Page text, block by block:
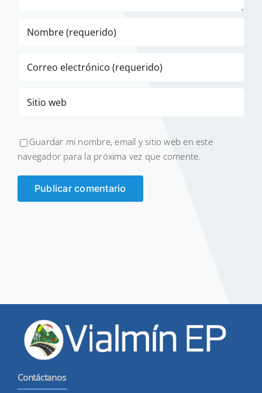
Guardar mi nombre, email y sitio web en este
navegador para la próxima vez que comente.
Contáctanos